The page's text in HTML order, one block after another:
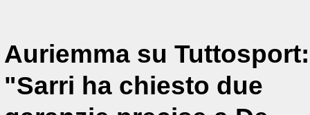
Auriemma su Tuttosport:
"Sarri ha chiesto due